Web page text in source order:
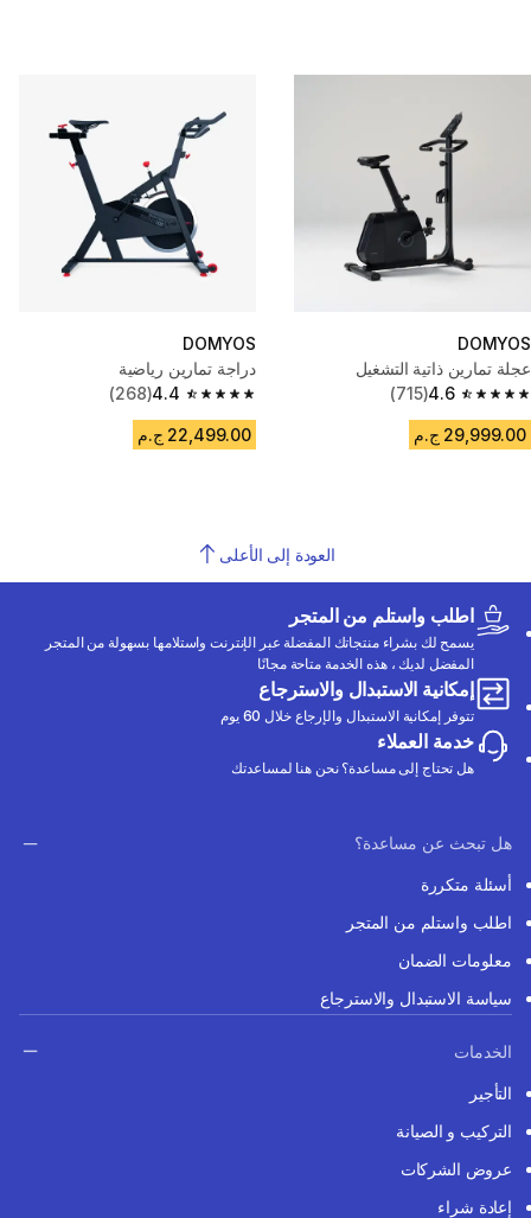
DOMYOS
عجلة تمارين ذاتية التشغيل
4.6
4.6 out of 5 stars from 715 reviews
(715)
29,999.00 ج.م
DOMYOS
دراجة تمارين رياضية
4.4
4.4 out of 5 stars from 268 reviews
(268)
22,499.00 ج.م
العودة إلى الأعلى
اطلب واستلم من المتجر
يسمح لك بشراء منتجاتك المفضلة عبر الإنترنت واستلامها بسهولة من المتجر
المفضل لديك ، هذه الخدمة متاحة مجانًا
إمكانية الاستبدال والاسترجاع
تتوفر إمكانية الاستبدال والإرجاع خلال 60 يوم
خدمة العملاء
هل تحتاج إلى مساعدة؟ نحن هنا لمساعدتك
هل تبحث عن مساعدة؟
أسئلة متكررة
اطلب واستلم من المتجر
معلومات الضمان
سياسة الاستبدال والاسترجاع
الخدمات
التأجير
التركيب و الصيانة
عروض الشركات
إعادة شراء